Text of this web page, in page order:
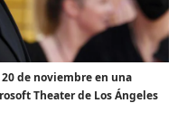
de noviembre en una
Theater de Los Ángeles